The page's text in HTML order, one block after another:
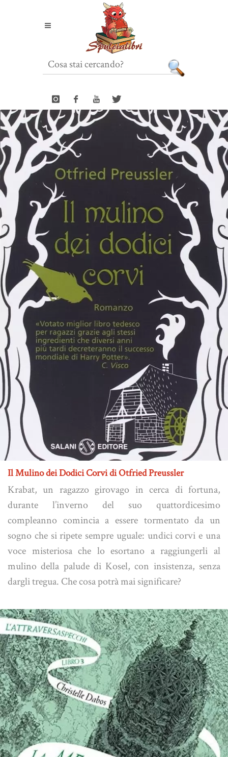
Il Mulino dei Dodici Corvi di Otfried Preussler
Krabat, un ragazzo girovago in cerca di fortuna,
durante l’inverno del suo quattordicesimo
compleanno comincia a essere tormentato da un
sogno che si ripete sempre uguale: undici corvi e una
voce misteriosa che lo esortano a raggiungerli al
mulino della palude di Kosel, con insistenza, senza
dargli tregua. Che cosa potrà mai significare?